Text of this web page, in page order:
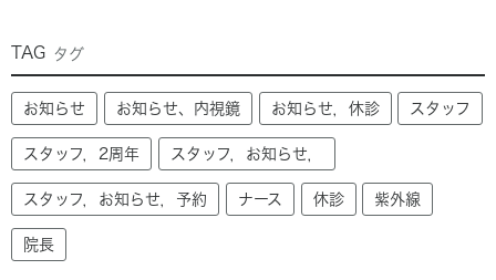
TAG タグ
お知らせ お知らせ、内視鏡 お知らせ，休診 スタッフ
スタッフ，2周年 スタッフ，お知らせ，
スタッフ，お知らせ，予約 ナース 休診 紫外線
院長